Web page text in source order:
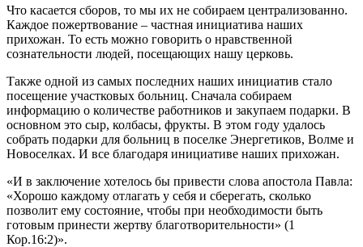
Что касается сборов, то мы их не собираем централизованно.
Каждое пожертвование – частная инициатива наших
прихожан. То есть можно говорить о нравственной
сознательности людей, посещающих нашу церковь.
Также одной из самых последних наших инициатив стало
посещение участковых больниц. Сначала собираем
информацию о количестве работников и закупаем подарки. В
основном это сыр, колбасы, фрукты. В этом году удалось
собрать подарки для больниц в поселке Энергетиков, Волме и
Новоселках. И все благодаря инициативе наших прихожан.
«И в заключение хотелось бы привести слова апостола Павла:
«Хорошо каждому отлагать у себя и сберегать, сколько
позволит ему состояние, чтобы при необходимости быть
готовым принести жертву благотворительности» (1
Кор.16:2)».